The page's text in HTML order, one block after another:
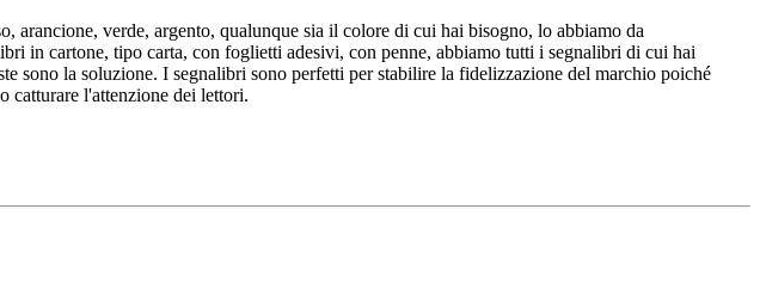
verde, argento, qualunque sia il colore di cui hai bisogno, lo abbiamo da
in cartone, tipo carta, con foglietti adesivi, con penne, abbiamo tutti i segnalibri di cui hai
sono la soluzione. I segnalibri sono perfetti per stabilire la fidelizzazione del marchio poiché
catturare l'attenzione dei lettori.